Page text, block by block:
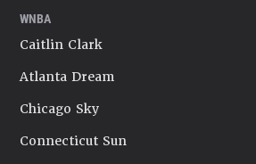
WNBA
Caitlin Clark
Atlanta Dream
Chicago Sky
Connecticut Sun